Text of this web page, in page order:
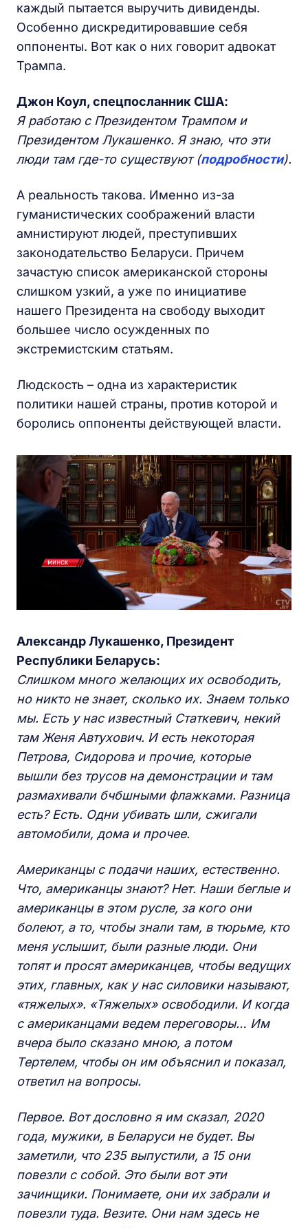
каждый пытается выручить дивиденды.
Особенно дискредитировавшие себя
оппоненты. Вот как о них говорит адвокат
Трампа.
Джон Коул, спецпосланник США:
Я работаю с Президентом Трампом и
Президентом Лукашенко. Я знаю, что эти
люди там где-то существуют (подробности).
А реальность такова. Именно из-за
гуманистических соображений власти
амнистируют людей, преступивших
законодательство Беларуси. Причем
зачастую список американской стороны
слишком узкий, а уже по инициативе
нашего Президента на свободу выходит
большее число осужденных по
экстремистским статьям.
Людскость – одна из характеристик
политики нашей страны, против которой и
боролись оппоненты действующей власти.
Александр Лукашенко, Президент
Республики Беларусь:
Слишком много желающих их освободить,
но никто не знает, сколько их. Знаем только
мы. Есть у нас известный Статкевич, некий
там Женя Автухович. И есть некоторая
Петрова, Сидорова и прочие, которые
вышли без трусов на демонстрации и там
размахивали бчбшными флажками. Разница
есть? Есть. Одни убивать шли, сжигали
автомобили, дома и прочее.
Американцы с подачи наших, естественно.
Что, американцы знают? Нет. Наши беглые и
американцы в этом русле, за кого они
болеют, а то, чтобы знали там, в тюрьме, кто
меня услышит, были разные люди. Они
топят и просят американцев, чтобы ведущих
этих, главных, как у нас силовики называют,
«тяжелых». «Тяжелых» освободили. И когда
с американцами ведем переговоры… Им
вчера было сказано мною, а потом
Тертелем, чтобы он им объяснил и показал,
ответил на вопросы.
Первое. Вот дословно я им сказал, 2020
года, мужики, в Беларуси не будет. Вы
заметили, что 235 выпустили, а 15 они
повезли с собой. Это были вот эти
зачинщики. Понимаете, они их забрали и
повезли туда. Везите. Они нам здесь не